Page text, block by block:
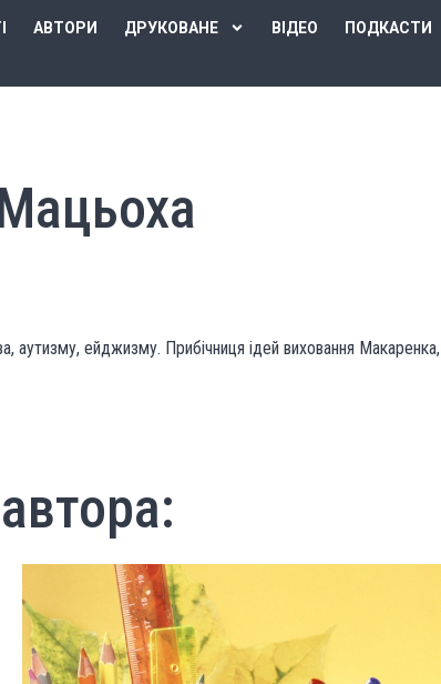
АВТОРИ ДРУКОВАНЕ ВІДЕО ПОДКАСТИ
ейджизму. Прибічниця ідей виховання Макаренка,